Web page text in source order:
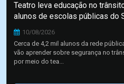
Teatro leva educação no
alunos de escolas públicas do
10/08/2026
Cerca de 4,2 mil alunos da rede
vão aprender sobre segurança no
por meio do tea...